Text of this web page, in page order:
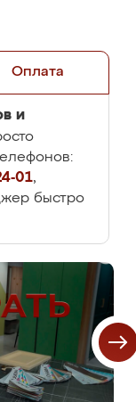
Оплата
и
01,
быстро